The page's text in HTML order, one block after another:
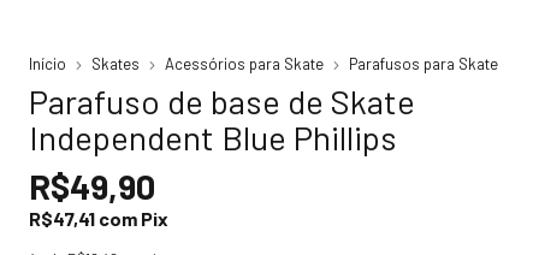
Início Skates Acessórios para Skate Parafusos para Skate
Parafuso de base de Skate
Independent Blue Phillips
R$49,90
R$47,41 com Pix